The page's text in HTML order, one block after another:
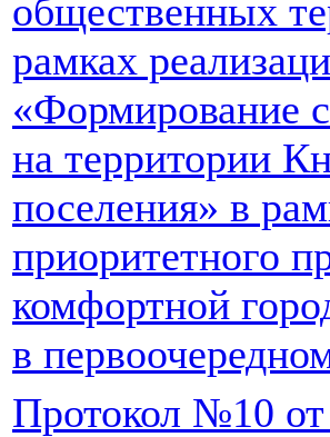
общественных
рамках
«Формирование
на территории
поселения» в
приоритетного
комфортной
в
Протокол №10